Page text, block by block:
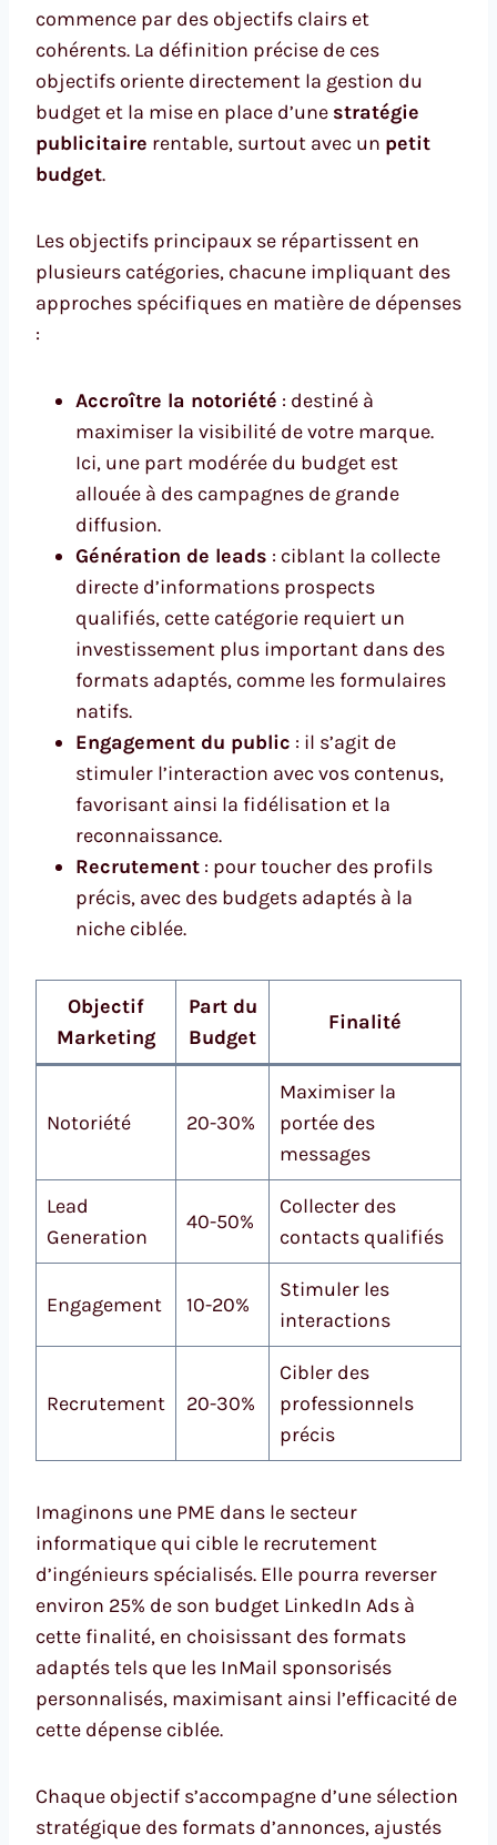
commence par des objectifs clairs et
cohérents. La définition précise de ces
objectifs oriente directement la gestion du
budget et la mise en place d’une stratégie
publicitaire rentable, surtout avec un petit
budget.
Les objectifs principaux se répartissent en
plusieurs catégories, chacune impliquant des
approches spécifiques en matière de dépenses
:
Accroître la notoriété : destiné à
maximiser la visibilité de votre marque.
Ici, une part modérée du budget est
allouée à des campagnes de grande
diffusion.
Génération de leads : ciblant la collecte
directe d’informations prospects
qualifiés, cette catégorie requiert un
investissement plus important dans des
formats adaptés, comme les formulaires
natifs.
Engagement du public : il s’agit de
stimuler l’interaction avec vos contenus,
favorisant ainsi la fidélisation et la
reconnaissance.
Recrutement : pour toucher des profils
précis, avec des budgets adaptés à la
niche ciblée.
Objectif
Marketing
Part du
Budget
Finalité
Notoriété 20-30%
Maximiser la
portée des
messages
Lead
Generation
40-50%
Collecter des
contacts qualifiés
Engagement 10-20%
Stimuler les
interactions
Recrutement 20-30%
Cibler des
professionnels
précis
Imaginons une PME dans le secteur
informatique qui cible le recrutement
d’ingénieurs spécialisés. Elle pourra reverser
environ 25% de son budget LinkedIn Ads à
cette finalité, en choisissant des formats
adaptés tels que les InMail sponsorisés
personnalisés, maximisant ainsi l’efficacité de
cette dépense ciblée.
Chaque objectif s’accompagne d’une sélection
stratégique des formats d’annonces, ajustés